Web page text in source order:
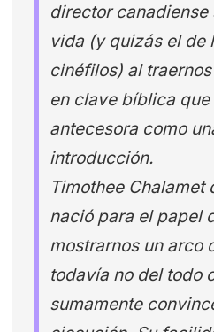
director canadiense
vida (y quizás el de
cinéfilos) al
en clave bíblica que
antecesora como
introducción.
Timothee Chalamet
nació para el papel
mostrarnos un arco
todavía no del todo
sumamente